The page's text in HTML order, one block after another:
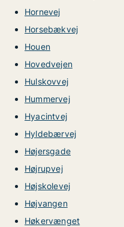
Hornevej
Horsebækvej
Houen
Hovedvejen
Hulskovvej
Hummervej
Hyacintvej
Hyldebærvej
Højersgade
Højrupvej
Højskolevej
Højvangen
Høkervænget